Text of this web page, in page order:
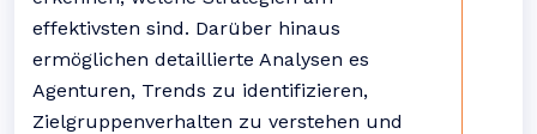
effektivsten sind. Darüber hinaus
ermöglichen detaillierte Analysen es
Agenturen, Trends zu identifizieren,
Zielgruppenverhalten zu verstehen und